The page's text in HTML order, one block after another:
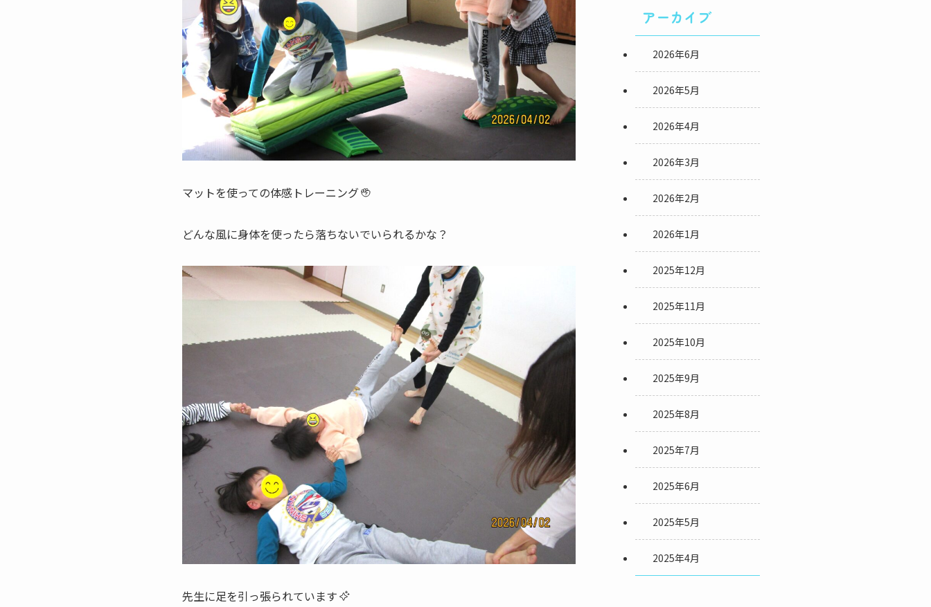
マットを使っての体感トレーニング
どんな風に身体を使ったら落ちないでいられるかな？
先生に足を引っ張られています
アーカイブ
2026年6月
2026年5月
2026年4月
2026年3月
2026年2月
2026年1月
2025年12月
2025年11月
2025年10月
2025年9月
2025年8月
2025年7月
2025年6月
2025年5月
2025年4月